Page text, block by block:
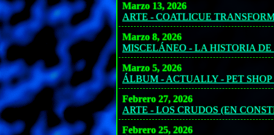
Marzo 13, 2026
ARTE - COATLICUE
Marzo 8, 2026
MISCELÁNEO - LA HISTORIA
Marzo 5, 2026
ÁLBUM - ACTUALLY - PET SHOP
Febrero 27, 2026
ARTE - LOS CRUDOS (EN
Febrero 25, 2026